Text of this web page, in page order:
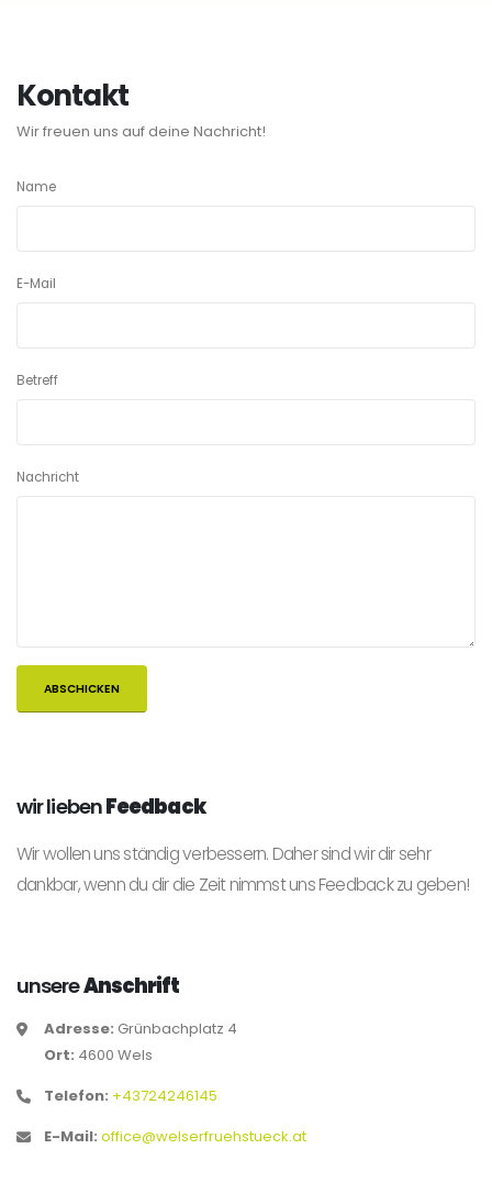
Kontakt
Wir freuen uns auf deine Nachricht!
Name
E-Mail
Betreff
Nachricht
wir liebenFeedback
Wir wollen uns ständig verbessern. Daher sind wir dir sehr
dankbar, wenn du dir die Zeit nimmst uns Feedback zu geben!
unsereAnschrift
Adresse: Grünbachplatz 4
Ort: 4600 Wels
Telefon: +43724246145
E-Mail: office@welserfruehstueck.at